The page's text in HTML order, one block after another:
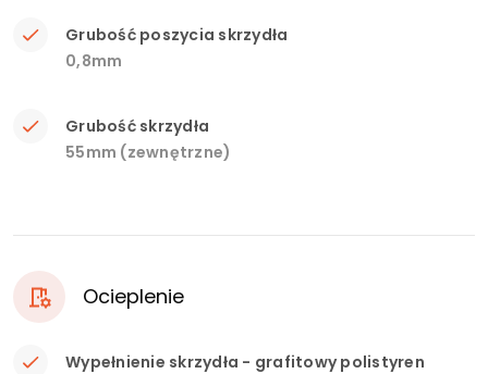
Grubość poszycia skrzydła
0,8mm
Grubość skrzydła
55mm (zewnętrzne)
Ocieplenie
Wypełnienie skrzydła - grafitowy polistyren